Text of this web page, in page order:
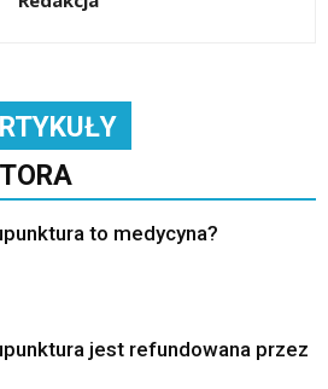
to medycyna?
jest refundowana przez